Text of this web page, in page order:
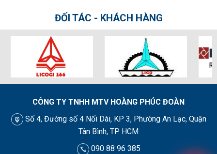
ĐỐI TÁC - KHÁCH HÀNG
CÔNG TY TNHH MTV HOÀNG PHÚC ĐOÀN
Số 4, Đường số 4 Nối Dài, KP 3, Phường An Lạc, Quận
Tân Bình, TP. HCM
090 88 96 385